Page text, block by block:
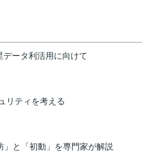
データ利活用に向けて
リティを考える
」と「初動」を専門家が解説